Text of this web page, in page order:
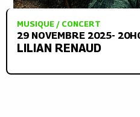
MUSIQUE / CONCERT
29 NOVEMBRE 2025-
LILIAN RENAUD